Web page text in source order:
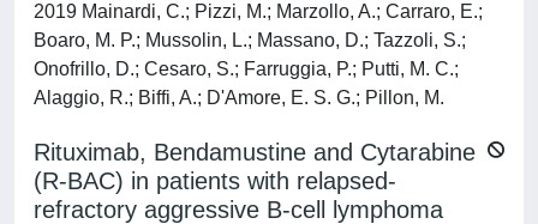
2019 Mainardi, C.; Pizzi, M.; Marzollo, A.; Carraro, E.;
Boaro, M. P.; Mussolin, L.; Massano, D.; Tazzoli, S.;
Onofrillo, D.; Cesaro, S.; Farruggia, P.; Putti, M. C.;
Alaggio, R.; Biffi, A.; D'Amore, E. S. G.; Pillon, M.
Rituximab, Bendamustine and Cytarabine
(R-BAC) in patients with relapsed-
refractory aggressive B-cell lymphoma